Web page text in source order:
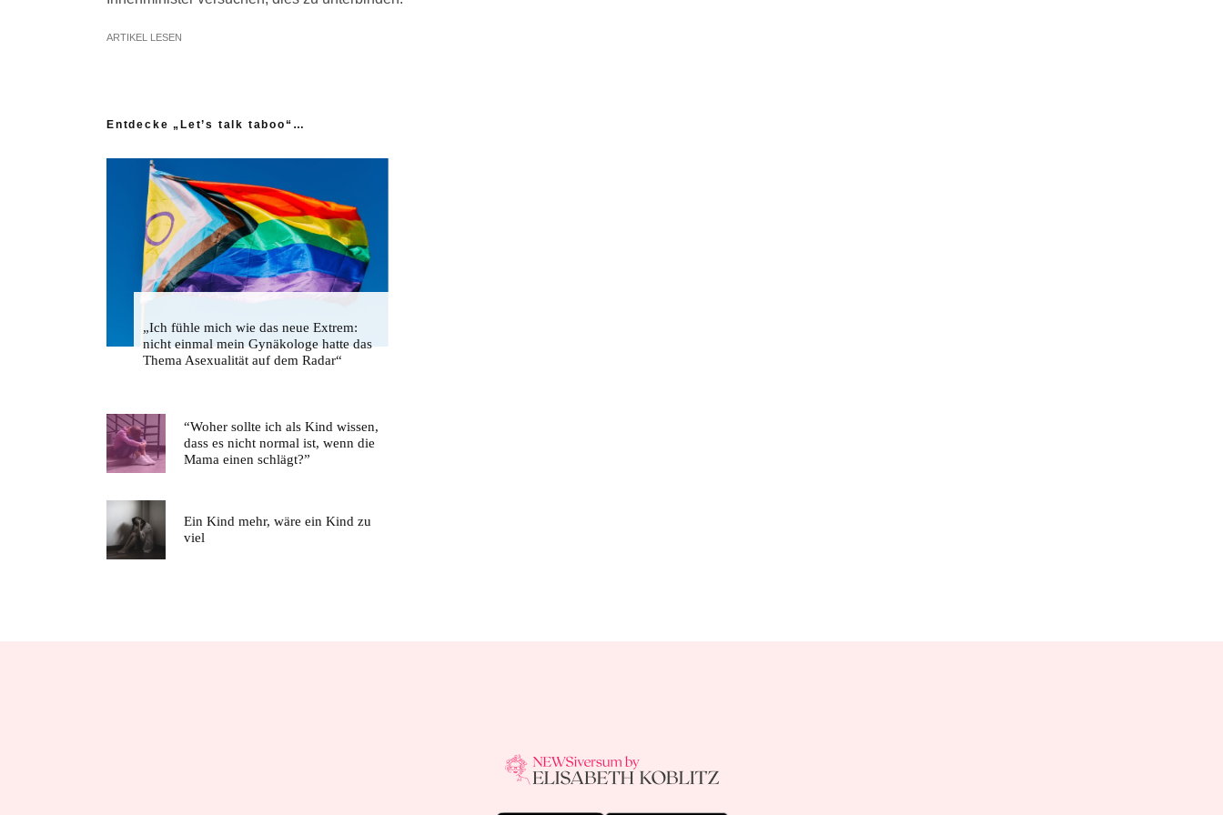
ARTIKEL LESEN
Entdecke „Let’s talk taboo“…
„Ich fühle mich wie das neue Extrem:
nicht einmal mein Gynäkologe hatte das
Thema Asexualität auf dem Radar“
“Woher sollte ich als Kind wissen,
dass es nicht normal ist, wenn die
Mama einen schlägt?”
Ein Kind mehr, wäre ein Kind zu
viel